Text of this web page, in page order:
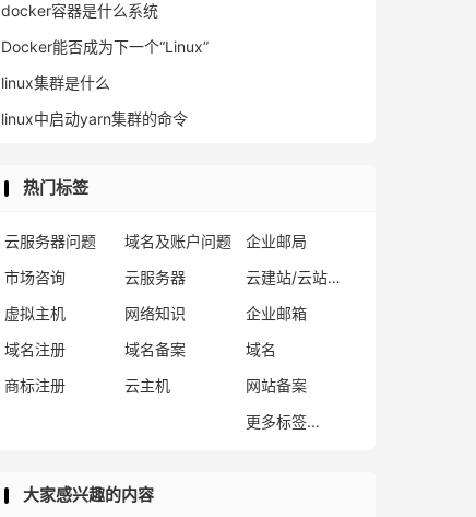
docker容器是什么系统
Docker能否成为下一个“Linux”
linux集群是什么
linux中启动yarn集群的命令
热门标签
云服务器问题 域名及账户问题
企业邮局
市场咨询
云服务器
云建站/云站群/小程序
虚拟主机
网络知识
企业邮箱
域名注册
域名备案
域名
商标注册
云主机
网站备案
更多标签...
大家感兴趣的内容